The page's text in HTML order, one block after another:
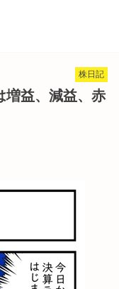
株日記
増益、減益、赤